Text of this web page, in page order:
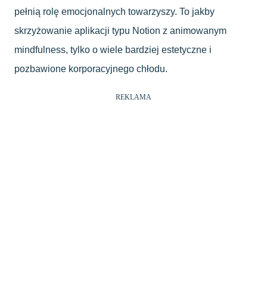
pełnią rolę emocjonalnych towarzyszy. To jakby
skrzyżowanie aplikacji typu Notion z animowanym
mindfulness, tylko o wiele bardziej estetyczne i
pozbawione korporacyjnego chłodu.
REKLAMA